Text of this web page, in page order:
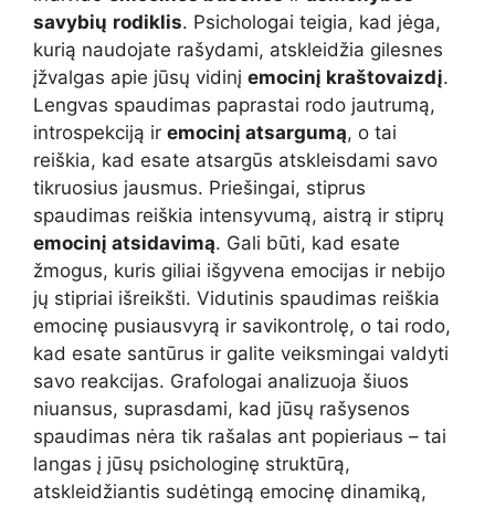
savybių rodiklis. Psichologai teigia, kad jėga,
kurią naudojate rašydami, atskleidžia gilesnes
įžvalgas apie jūsų vidinį emocinį kraštovaizdį.
Lengvas spaudimas paprastai rodo jautrumą,
introspekciją ir emocinį atsargumą, o tai
reiškia, kad esate atsargūs atskleisdami savo
tikruosius jausmus. Priešingai, stiprus
spaudimas reiškia intensyvumą, aistrą ir stiprų
emocinį atsidavimą. Gali būti, kad esate
žmogus, kuris giliai išgyvena emocijas ir nebijo
jų stipriai išreikšti. Vidutinis spaudimas reiškia
emocinę pusiausvyrą ir savikontrolę, o tai rodo,
kad esate santūrus ir galite veiksmingai valdyti
savo reakcijas. Grafologai analizuoja šiuos
niuansus, suprasdami, kad jūsų rašysenos
spaudimas nėra tik rašalas ant popieriaus – tai
langas į jūsų psichologinę struktūrą,
atskleidžiantis sudėtingą emocinę dinamiką,